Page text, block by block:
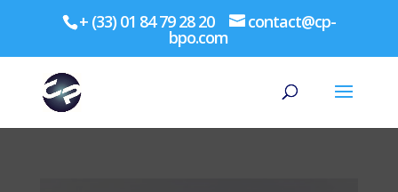
+ (33) 01 84 79 28 20 contact@cp-
bpo.com